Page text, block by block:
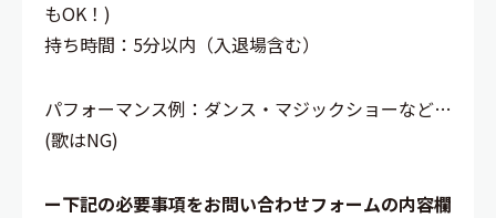
もOK！)
持ち時間：5分以内（入退場含む）
パフォーマンス例：ダンス・マジックショーなど…
(歌はNG)
ー下記の必要事項をお問い合わせフォームの内容欄